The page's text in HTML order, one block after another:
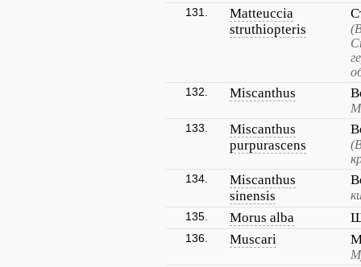
131.
Matteuccia
struthiopteris
132. Miscanthus
133.
Miscanthus
purpurascens
134.
Miscanthus
sinensis
135. Morus alba
136. Muscari